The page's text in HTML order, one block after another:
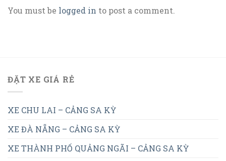
You must be logged in to post a comment.
ĐẶT XE GIÁ RẺ
XE CHU LAI – CẢNG SA KỲ
XE ĐÀ NẴNG – CẢNG SA KỲ
XE THÀNH PHỐ QUẢNG NGÃI – CẢNG SA KỲ